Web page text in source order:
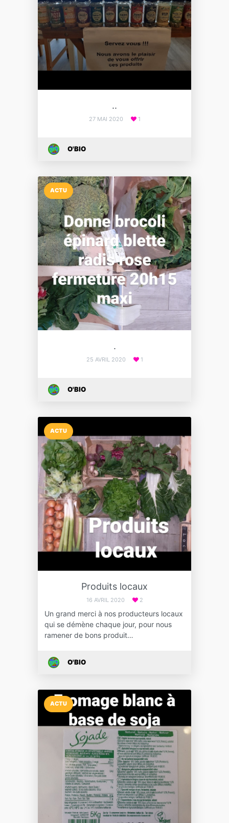
..
27 MAI 2020 1
O'BIO
ACTU
.
25 AVRIL 2020 1
O'BIO
ACTU
Produits locaux
16 AVRIL 2020 2
Un grand merci à nos producteurs locaux
qui se démène chaque jour, pour nous
ramener de bons produit…
O'BIO
ACTU